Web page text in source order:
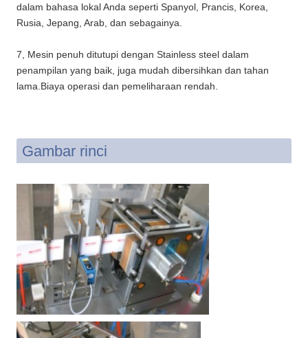
dalam bahasa lokal Anda seperti Spanyol, Prancis, Korea,
Rusia, Jepang, Arab, dan sebagainya.
7, Mesin penuh ditutupi dengan Stainless steel dalam
penampilan yang baik, juga mudah dibersihkan dan tahan
lama.Biaya operasi dan pemeliharaan rendah.
Gambar rinci